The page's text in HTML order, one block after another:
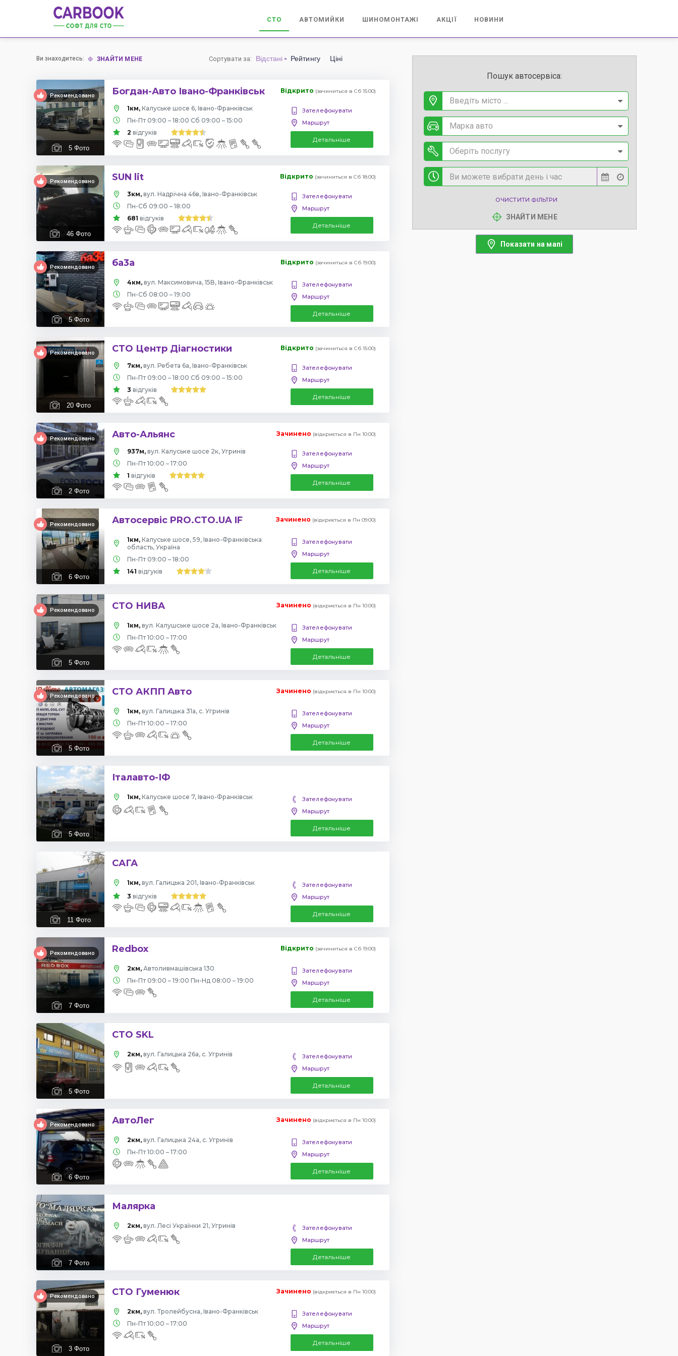
СТО АВТОМИЙКИ ШИНОМОНТАЖІ АКЦІЇ НОВИНИ
Ви знаходитесь: ЗНАЙТИ МЕНЕ Сортувати за: Відстані Рейтингу Ціні
Рекомендовано
5 Фото
Богдан-Авто Івано-Франківськ Відкрито (зачиниться в Сб 15:00)
1км, Калуське шосе 6, Івано-Франківськ
Пн-Пт 09:00 – 18:00 Сб 09:00 – 15:00
2 відгуків
Зателефонувати
Маршрут
Детальніше
Рекомендовано
46 Фото
SUN lit Відкрито (зачиниться в Сб 18:00)
3км, вул. Надрічна 46в, Івано-Франківськ
Пн-Сб 09:00 – 18:00
681 відгуків
Зателефонувати
Маршрут
Детальніше
Рекомендовано
5 Фото
ба3а Відкрито (зачиниться в Сб 19:00)
4км, вул. Максимовича, 15В, Івано-Франківськ
Пн-Сб 08:00 – 19:00
Зателефонувати
Маршрут
Детальніше
Рекомендовано
20 Фото
СТО Центр Діагностики Відкрито (зачиниться в Сб 15:00)
7км, вул. Ребета 6а, Івано-Франківськ
Пн-Пт 09:00 – 18:00 Сб 09:00 – 15:00
3 відгуків
Зателефонувати
Маршрут
Детальніше
Рекомендовано
2 Фото
Авто-Альянс Зачинено (відкриється в Пн 10:00)
937м, вул. Калуське шосе 2к, Угринів
Пн-Пт 10:00 – 17:00
1 відгуків
Зателефонувати
Маршрут
Детальніше
Рекомендовано
6 Фото
Автосервіс PRO.CTO.UA IF Зачинено (відкриється в Пн 09:00)
1км, Калуське шосе, 59, Івано-Франківська
область, Україна
Пн-Пт 09:00 – 18:00
141 відгуків
Зателефонувати
Маршрут
Детальніше
Рекомендовано
5 Фото
СТО НИВА Зачинено (відкриється в Пн 10:00)
1км, вул. Калушське шосе 2а, Івано-Франківськ
Пн-Пт 10:00 – 17:00
Зателефонувати
Маршрут
Детальніше
Рекомендовано
5 Фото
СТО АКПП Авто Зачинено (відкриється в Пн 10:00)
1км, вул. Галицька 31а, с. Угринів
Пн-Пт 10:00 – 17:00
Зателефонувати
Маршрут
Детальніше
5 Фото
Італавто-ІФ
1км, Калуське шосе 7, Івано-Франківськ
Зателефонувати
Маршрут
Детальніше
11 Фото
САГА
1км, вул. Галицька 201, Івано-Франківськ
3 відгуків
Зателефонувати
Маршрут
Детальніше
Рекомендовано
7 Фото
Redbox Відкрито (зачиниться в Сб 19:00)
2км, Автоливмашівська 130
Пн-Пт 09:00 – 19:00 Пн-Нд 08:00 – 19:00
Зателефонувати
Маршрут
Детальніше
5 Фото
СТО SKL
2км, вул. Галицька 26а, с. Угринів
Зателефонувати
Маршрут
Детальніше
Рекомендовано
6 Фото
АвтоЛег Зачинено (відкриється в Пн 10:00)
2км, вул. Галицька 24а, с. Угринів
Пн-Пт 10:00 – 17:00
Зателефонувати
Маршрут
Детальніше
7 Фото
Малярка
2км, вул. Лесі Українки 21, Угринів
Зателефонувати
Маршрут
Детальніше
Рекомендовано
3 Фото
СТО Гуменюк Зачинено (відкриється в Пн 10:00)
2км, вул. Тролейбусна, Івано-Франківськ
Пн-Пт 10:00 – 17:00
Зателефонувати
Маршрут
Детальніше
Пошук автосервіса:
Введіть місто ...
Марка авто
Оберіть послугу
ОЧИСТИТИ ФІЛЬТРИ
ЗНАЙТИ МЕНЕ
Показати на мапі